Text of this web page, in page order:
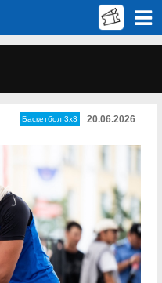
Баскетбол 3х3 20.06.2026